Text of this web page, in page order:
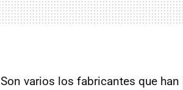
Son varios los fabricantes que